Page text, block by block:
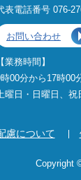
表電話番号 076-
お問い合わせ
【業務時間】
00分から17時00
曜日・日曜日、祝
慮について
Copyright